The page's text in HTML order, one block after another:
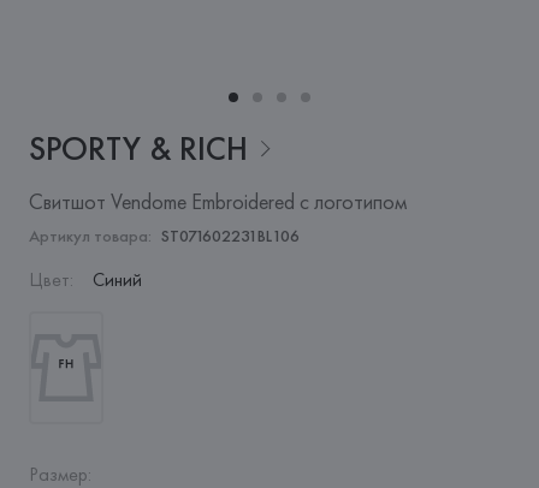
SPORTY & RICH
Свитшот Vendome Embroidered с логотипом
Артикул товара: ST071602231BL106
Цвет: Синий
Размер: